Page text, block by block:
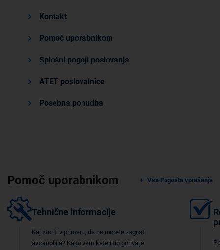
Kontakt
Pomoč uporabnikom
Splošni pogoji poslovanja
ATET poslovalnice
Posebna ponudba
Pomoč uporabnikom Vsa Pogosta vprašanja
Tehnične informacije
Kaj storiti v primeru, da ne morete zagnati
avtomobila? Kako vem kateri tip goriva je